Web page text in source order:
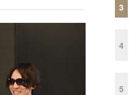
3
4
5